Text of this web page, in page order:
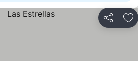
Compartir